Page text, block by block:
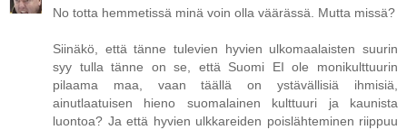
No totta hemmetissä minä voin olla väärässä. Mutta missä?
Siinäkö, että tänne tulevien hyvien ulkomaalaisten suurin
syy tulla tänne on se, että Suomi EI ole monikulttuurin
pilaama maa, vaan täällä on ystävällisiä ihmisiä,
ainutlaatuisen hieno suomalainen kulttuuri ja kaunista
luontoa? Ja että hyvien ulkkareiden poislähteminen riippuu